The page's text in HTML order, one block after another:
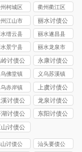
公司
讨债公司
柯城区
债公司
衢州衢江区
讨债公司
江山市
公司
丽水讨债公
司
缙云县
公司
丽水遂昌县
讨债公司
景宁县
债公司
丽水龙泉市
讨债公司
岭讨债公
永康讨债公
司
乌佛堂镇
公司
义乌苏溪镇
讨债公司
乌赤岸镇
债公司
上虞讨债公
司
溪讨债公
龙泉讨债公
司
湖讨债公
东阳讨债公
山讨债公
讨债公
汕头要债公